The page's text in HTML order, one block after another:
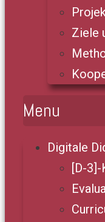
Ziele
Menu
Digitale
[D-